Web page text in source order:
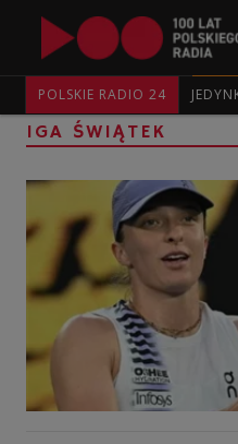
POLSKIE RADIO 24
IGA ŚWIĄTEK